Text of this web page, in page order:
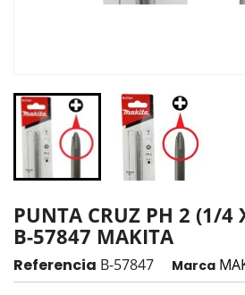
PUNTA CRUZ PH 2 (1/
B-57847 MAKITA
Referencia B-57847 Marca